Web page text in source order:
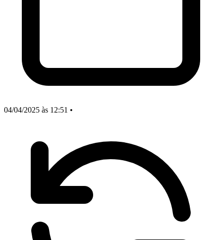
04/04/2025 às 12:51 •